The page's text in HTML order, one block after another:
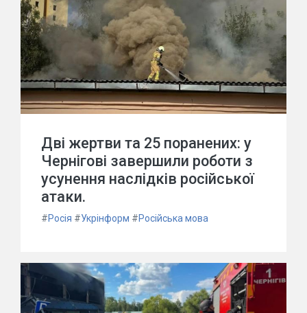
Дві жертви та 25 поранених: у
Чернігові завершили роботи з
усунення наслідків російської
атаки.
#Росія #Укрінформ #Російська мова